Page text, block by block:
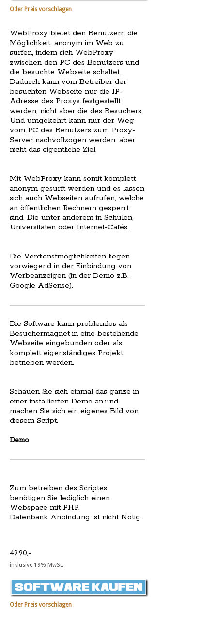
Oder Preis vorschlagen
WebProxy bietet den Benutzern die
Möglichkeit, anonym im Web zu
surfen, indem sich WebProxy
zwischen den PC des Benutzers und
die besuchte Webseite schaltet.
Dadurch kann vom Betreiber der
besuchten Webseite nur die IP-
Adresse des Proxys festgestellt
werden, nicht aber die des Besuchers.
Und umgekehrt kann nur der Weg
vom PC des Benutzers zum Proxy-
Server nachvollzogen werden, aber
nicht das eigentliche Ziel.
Mit WebProxy kann somit komplett
anonym gesurft werden und es lassen
sich auch Webseiten aufrufen, welche
an öffentlichen Rechnern gesperrt
sind. Die unter anderem in Schulen,
Universitäten oder Internet-Cafés.
Die Verdienstmöglichkeiten liegen
vorwiegend in der Einbindung von
Werbeanzeigen (in der Demo z.B.
Google AdSense).
Die Software kann problemlos als
Besuchermagnet in eine bestehende
Webseite eingebunden oder als
komplett eigenständiges Projekt
betrieben werden.
Schauen Sie sich einmal das ganze in
einer installierten Demo an,und
machen Sie sich ein eigenes Bild von
diesem Script.
Demo
Zum betreiben des Scriptes
benötigen Sie lediglich einen
Webspace mit PHP.
Datenbank Anbindung ist nicht Nötig.
49.90,-
inklusive 19% MwSt.
Oder Preis vorschlagen